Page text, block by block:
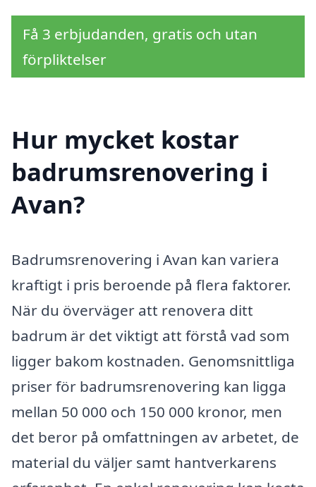
Få 3 erbjudanden, gratis och utan
förpliktelser
Hur mycket kostar
badrumsrenovering i
Avan?
Badrumsrenovering i Avan kan variera
kraftigt i pris beroende på flera faktorer.
När du överväger att renovera ditt
badrum är det viktigt att förstå vad som
ligger bakom kostnaden. Genomsnittliga
priser för badrumsrenovering kan ligga
mellan 50 000 och 150 000 kronor, men
det beror på omfattningen av arbetet, de
material du väljer samt hantverkarens